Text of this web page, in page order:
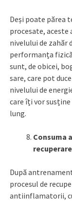
Deși poate părea
procesate,
nivelului de zahăr
performanța
sunt, de obicei,
sare, care pot
nivelului de
care îți vor
lung.
Consuma
După
procesul de
antiinflamatorii,